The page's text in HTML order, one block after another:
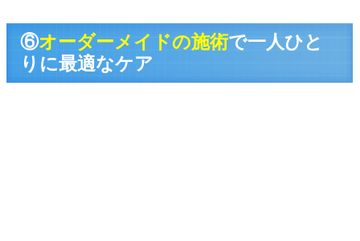
⑥オーダーメイドの施術で一人ひと
りに最適なケア